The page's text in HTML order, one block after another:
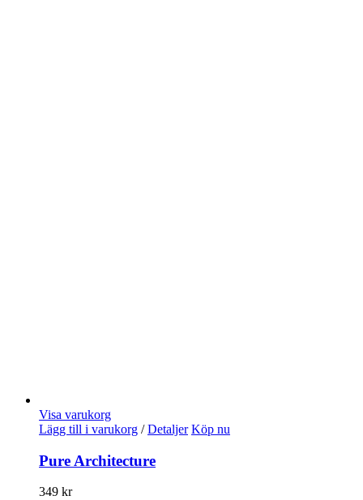
Visa varukorg
Lägg till i varukorg / Detaljer Köp nu
Pure Architecture
349 kr